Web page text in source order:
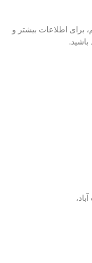
برای اطلاعات بیشتر و